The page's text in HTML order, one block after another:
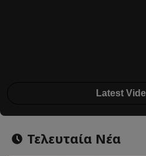
Latest
Τελευταία Νέα